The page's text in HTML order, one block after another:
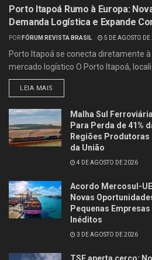
Porto Itapoá Rumo à Europa:
Demanda Logística e Expande
POR FÓRUM REVISTA BRASIL 5 DE AGOSTO
Porto Itapoá se conecta diretamente
mercado logístico O Porto Itapoá,
LEIA MAIS
Malha Sul
Para Perda de 41%
Regiões
da União
4 DE AGOSTO DE 2026
Acordo Mercosul-
Novas
Pequenas
Inéditos
3 DE AGOSTO DE 2026